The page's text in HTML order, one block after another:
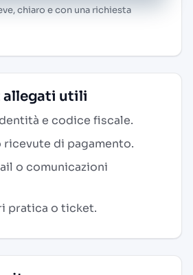
chiaro e con una richiesta
allegati utili
e codice fiscale.
di pagamento.
o comunicazioni
pratica o ticket.